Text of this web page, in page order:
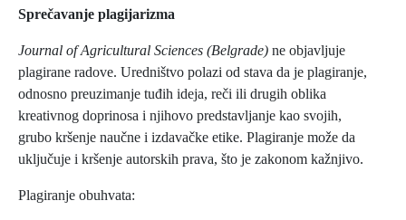
Sprečavanje plagijarizma
Journal of Agricultural Sciences (Belgrade) ne objavljuje
plagirane radove. Uredništvo polazi od stava da je plagiranje,
odnosno preuzimanje tuđih ideja, reči ili drugih oblika
kreativnog doprinosa i njihovo predstavljanje kao svojih,
grubo kršenje naučne i izdavačke etike. Plagiranje može da
uključuje i kršenje autorskih prava, što je zakonom kažnjivo.
Plagiranje obuhvata: